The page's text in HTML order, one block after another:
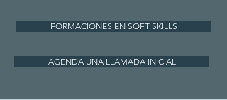
FORMACIONES EN SOFT SKILLS
AGENDA UNA LLAMADA INICIAL